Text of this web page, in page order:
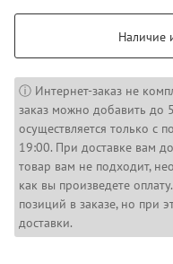
Наличие
ⓘ Интернет-заказ не
заказ можно добавить до
осуществляется только с
19:00. При доставке вам
товар вам не подходит,
как вы произведете
позиций в заказе, но при
доставки.